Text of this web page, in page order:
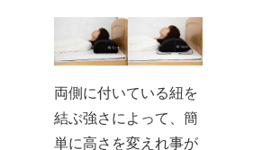
両側に付いている紐を
結ぶ強さによって、簡
単に高さを変えれ事が